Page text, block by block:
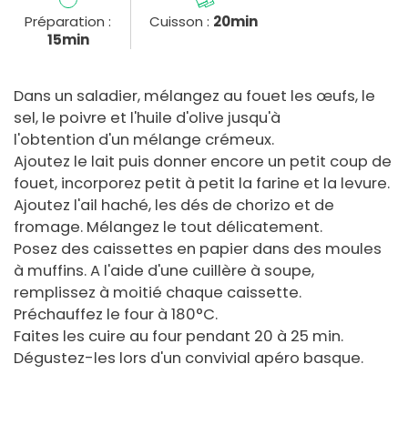
Préparation :
15min
Cuisson : 20min
Dans un saladier, mélangez au fouet les œufs, le
sel, le poivre et l'huile d'olive jusqu'à
l'obtention d'un mélange crémeux.
Ajoutez le lait puis donner encore un petit coup de
fouet, incorporez petit à petit la farine et la levure.
Ajoutez l'ail haché, les dés de chorizo et de
fromage. Mélangez le tout délicatement.
Posez des caissettes en papier dans des moules
à muffins. A l'aide d'une cuillère à soupe,
remplissez à moitié chaque caissette.
Préchauffez le four à 180°C.
Faites les cuire au four pendant 20 à 25 min.
Dégustez-les lors d'un convivial apéro basque.